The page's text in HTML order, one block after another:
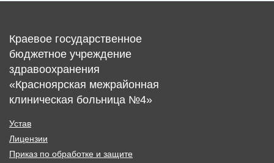
Краевое государственное
бюджетное учреждение
здравоохранения
«Красноярская межрайонная
клиническая больница №4»
Устав
Лицензии
Приказ по обработке и защите